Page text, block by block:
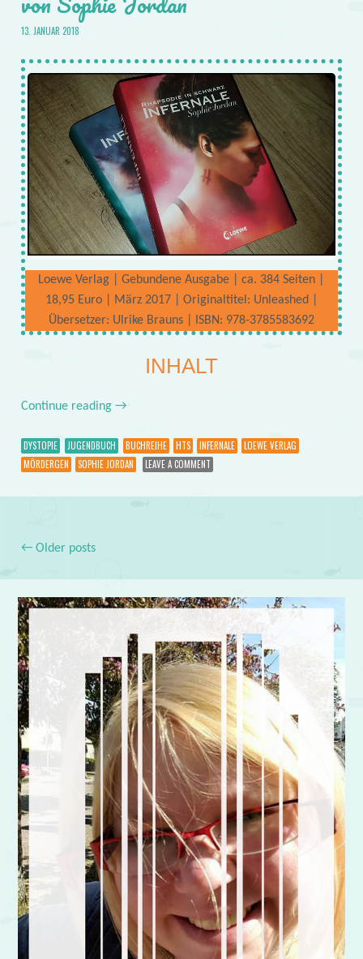
13. JANUAR 2018
Loewe Verlag | Gebundene Ausgabe | ca. 384 Seiten |
18,95 Euro | März 2017 | Originaltitel: Unleashed |
Übersetzer: Ulrike Brauns | ISBN: 978-3785583692
INHALT
Continue reading →
DYSTOPIE JUGENDBUCH BUCHREIHE HTS INFERNALE
LOEWE VERLAG
MÖRDERGEN
SOPHIE JORDAN LEAVE A COMMENT
Post navigation
←Older posts